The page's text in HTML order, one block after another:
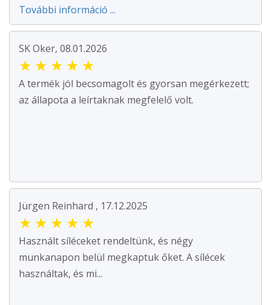
További információ ...
SK Oker, 08.01.2026
★ ★ ★ ★ ★
A termék jól becsomagolt és gyorsan megérkezett;
az állapota a leírtaknak megfelelő volt.
Jürgen Reinhard , 17.12.2025
★ ★ ★ ★ ★
Használt síléceket rendeltünk, és négy
munkanapon belül megkaptuk őket. A sílécek
használtak, és mi...